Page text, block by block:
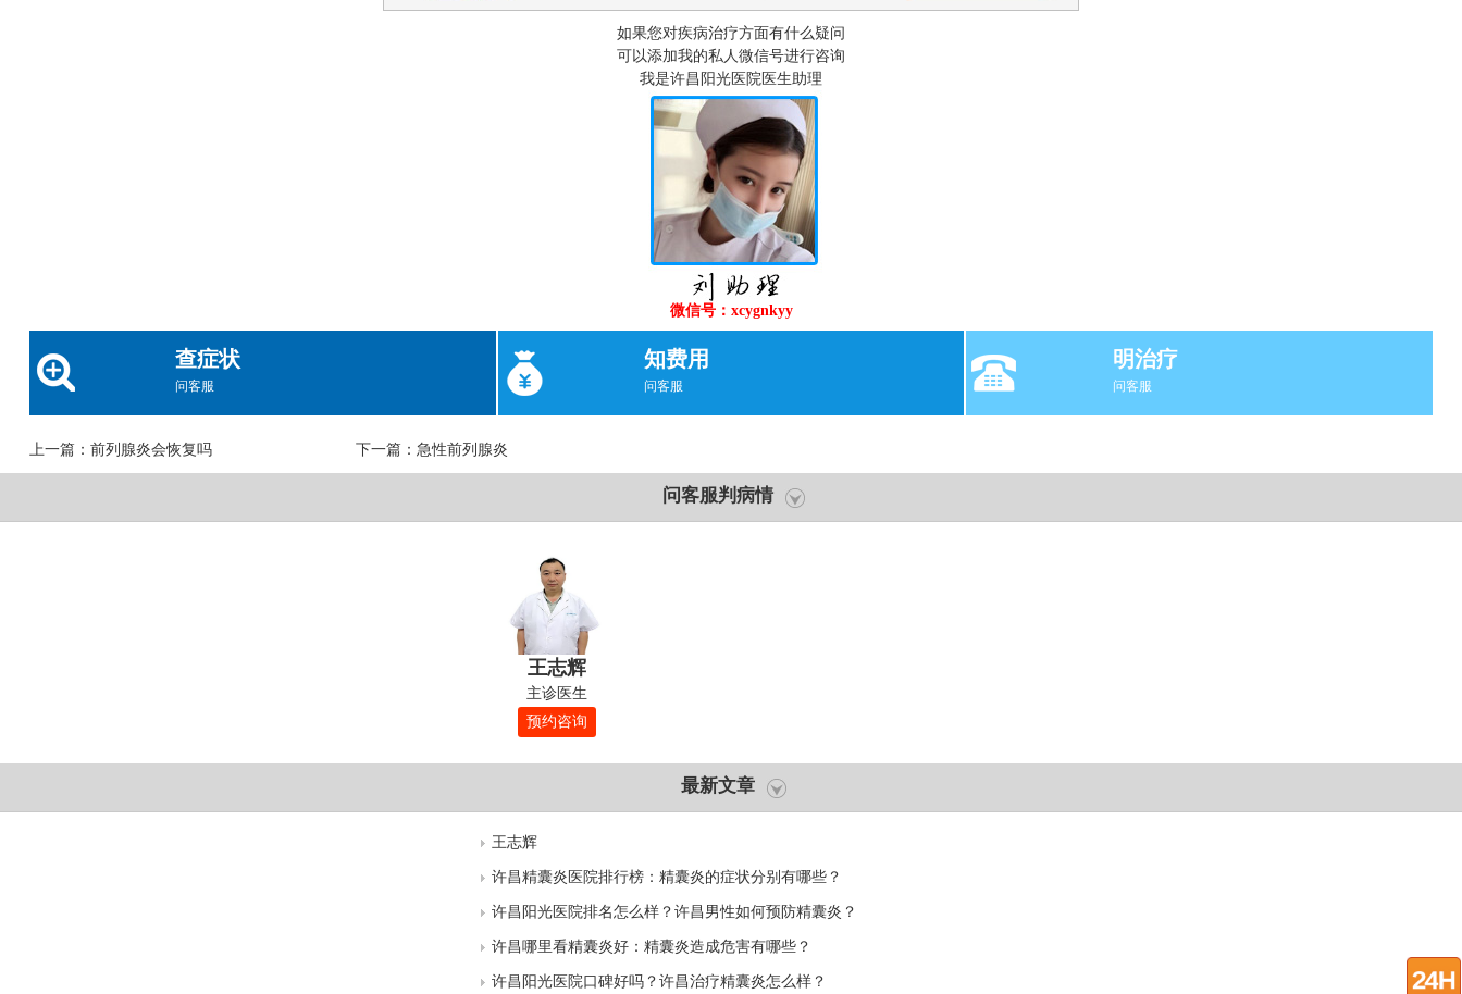
如果您对疾病治疗方面有什么疑问
可以添加我的私人微信号进行咨询
我是许昌阳光医院医生助理
微信号：xcygnkyy
查症状
问客服
知费用
问客服
明治疗
问客服
上一篇： 前列腺炎会恢复吗 下一篇： 急性前列腺炎
问客服判病情
王志辉
主诊医生
预约咨询
最新文章
王志辉
许昌精囊炎医院排行榜：精囊炎的症状分别有哪些？
许昌阳光医院排名怎么样？许昌男性如何预防精囊炎？
许昌哪里看精囊炎好：精囊炎造成危害有哪些？
许昌阳光医院口碑好吗？许昌治疗精囊炎怎么样？